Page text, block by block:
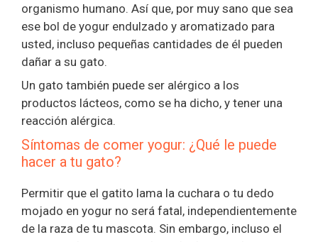
organismo humano. Así que, por muy sano que sea
ese bol de yogur endulzado y aromatizado para
usted, incluso pequeñas cantidades de él pueden
dañar a su gato.
Un gato también puede ser alérgico a los
productos lácteos, como se ha dicho, y tener una
reacción alérgica.
Síntomas de comer yogur: ¿Qué le puede
hacer a tu gato?
Permitir que el gatito lama la cuchara o tu dedo
mojado en yogur no será fatal, independientemente
de la raza de tu mascota. Sin embargo, incluso el